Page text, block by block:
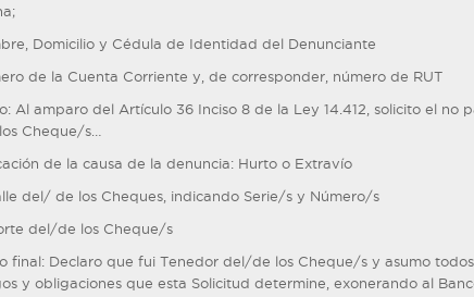
Domicilio y Cédula de Identidad del Denunciante
de la Cuenta Corriente y, de corresponder, número de RUT
Al amparo del Artículo 36 Inciso 8 de la Ley 14.412, solicito el no
Cheque/s…
de la causa de la denuncia: Hurto o Extravío
del/ de los Cheques, indicando Serie/s y Número/s
del/de los Cheque/s
final: Declaro que fui Tenedor del/de los Cheque/s y asumo
y obligaciones que esta Solicitud determine, exonerando al